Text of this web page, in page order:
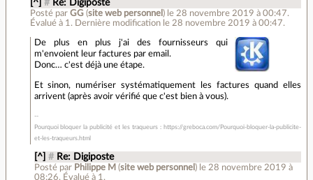
[^] # Re: Digiposte
Posté par GG(site web personnel ) le 28 novembre 2019 à 00:47.
Évalué à 1.Dernière modification le 28 novembre 2019 à 00:47.
De plus en plus j'ai des fournisseurs qui
m'envoient leur factures par email.
Donc… c'est déjà une étape.
Et sinon, numériser systématiquement les factures quand elles
arrivent (après avoir vérifié que c'est bien à vous).
Pourquoi bloquer la publicité et les traqueurs : https://greboca.com/Pourquoi-bloquer-la-publicite-
et-les-traqueurs.html
[^] # Re: Digiposte
Posté par Philippe M (site web personnel ) le 28 novembre 2019 à
08:26. Évalué à 1 .